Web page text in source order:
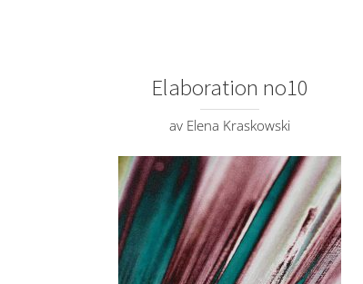
Elaboration no10
av Elena Kraskowski